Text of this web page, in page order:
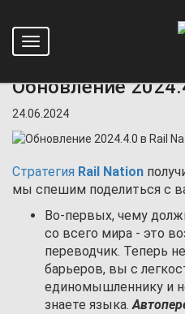
Toggle
navigation
Главная
Обновление
24.06.2024
Стратегия Rail Nation
мы спешим поделиться с
Во-первых, чему
со всего мира - это
переводчик. Теперь
барьеров, вы с
единомышленнику и
знаете языка.